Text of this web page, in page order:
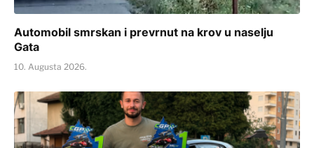
Automobil smrskan i prevrnut na krov u naselju
Gata
10. Augusta 2026.